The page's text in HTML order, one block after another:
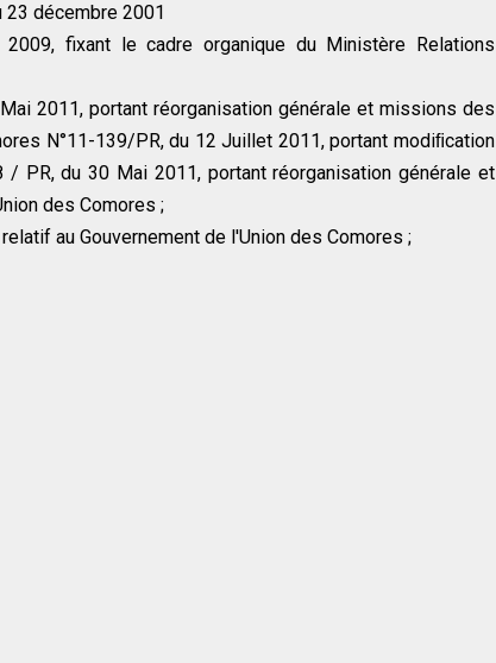
23 décembre 2001
fixant le cadre organique du Ministère Relations
2011, portant réorganisation générale et missions des
N°11-139/PR, du 12 Juillet 2011, portant modiﬁcation
PR, du 30 Mai 2011, portant réorganisation générale et
des Comores ;
au Gouvernement de l'Union des Comores ;